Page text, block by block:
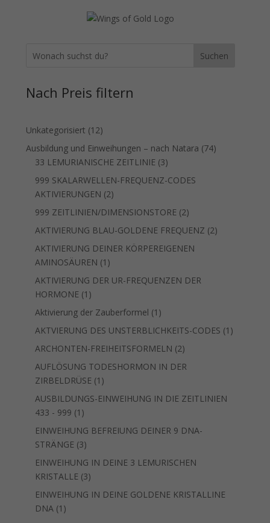
Suchen
Nach Preis filtern
Unkategorisiert 1212
Produkte
Ausbildung und Einweihungen – nach Natara 7474
33 LEMURIANISCHE ZEITLINIE 33
Produkte
999 SKALARWELLEN-FREQUENZ-CODES
AKTIVIERUNGEN 22
Produkte
999 ZEITLINIEN/DIMENSIONSTORE 22
Produkte
AKTIVIERUNG BLAU-GOLDENE FREQUENZ 22
AKTIVIERUNG DEINER KÖRPEREIGENEN
AMINOSÄUREN 1 1
Produkt
AKTIVIERUNG DER UR-FREQUENZEN DER
HORMONE 1 1
Produkt
Aktivierung der Zauberformel 1 1
Produkt
AKTVIERUNG DES UNSTERBLICHKEITS-CODES 1 1
ARCHONTEN-FREIHEITSFORMELN 22
Produkte
AUFLÖSUNG TODESHORMON IN DER
ZIRBELDRÜSE 1 1
Produkt
AUSBILDUNGS-EINWEIHUNG IN DIE ZEITLINIEN
433 - 999 1 1
Produkt
EINWEIHUNG BEFREIUNG DEINER 9 DNA-
STRÄNGE 33
Produkte
EINWEIHUNG IN DEINE 3 LEMURISCHEN
KRISTALLE 33
Produkte
EINWEIHUNG IN DEINE GOLDENE KRISTALLINE
DNA 1 1